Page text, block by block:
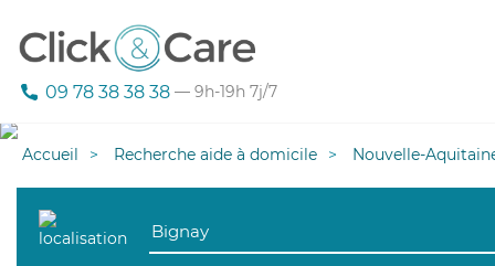
09 78 38 38 38 — 9h-19h 7j/7
Accueil Recherche aide à domicile Nouvelle-